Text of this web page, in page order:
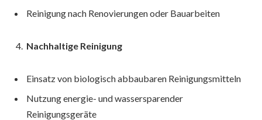
Reinigung nach Renovierungen oder Bauarbeiten
Nachhaltige Reinigung
Einsatz von biologisch abbaubaren Reinigungsmitteln
Nutzung energie- und wassersparender
Reinigungsgeräte